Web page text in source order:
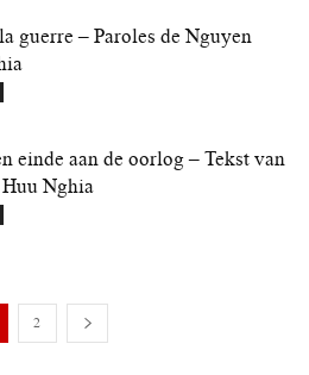
guerre – Paroles de Nguyen
einde aan de oorlog – Tekst van
Nghia
2